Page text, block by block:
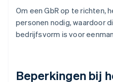
Om een GbR op te richten,
personen nodig, waardoor
bedrijfsvorm is voor
Beperkingen bij